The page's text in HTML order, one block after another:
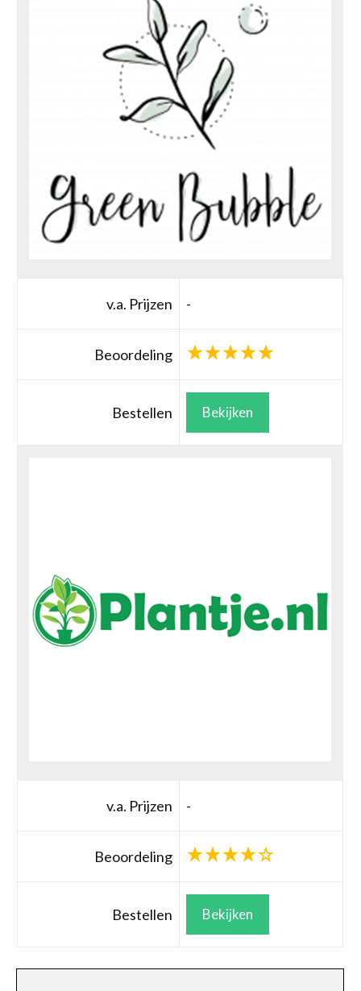
v.a. Prijzen -
Beoordeling
Bestellen Bekijken
v.a. Prijzen -
Beoordeling
Bestellen Bekijken